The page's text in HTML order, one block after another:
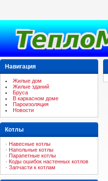
Навигация
Жилые дом
Жилые зданий
Бруса
В каркасном доме
Пароизоляция
Новости
Котлы
· Навесные котлы
· Напольные котлы
· Парапетные котлы
· Коды ошибок настенных котлов
· Запчасти к котлам